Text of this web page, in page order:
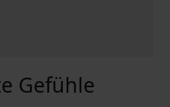
Gefühle